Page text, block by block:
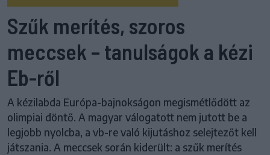
Szűk merítés, szoros
meccsek – tanulságok a kézi
Eb-ről
A kézilabda Európa-bajnokságon megismétlődött az
olimpiai döntő. A magyar válogatott nem jutott be a
legjobb nyolcba, a vb-re való kijutáshoz selejtezőt kell
játszania. A meccsek során kiderült: a szűk merítés